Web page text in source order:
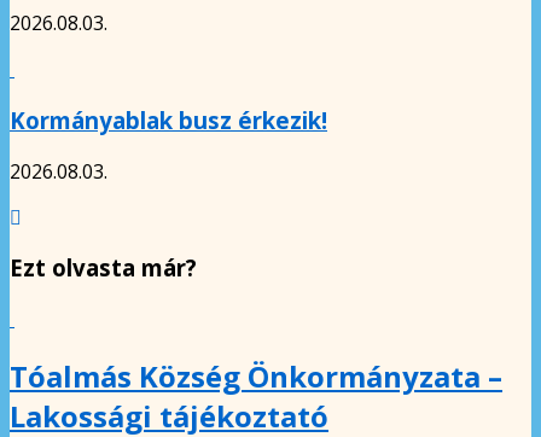
2026.08.03.
Kormányablak busz érkezik!
2026.08.03.
Ezt olvasta már?
Tóalmás Község Önkormányzata –
Lakossági tájékoztató